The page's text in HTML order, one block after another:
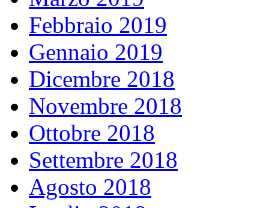
Febbraio 2019
Gennaio 2019
Dicembre 2018
Novembre 2018
Ottobre 2018
Settembre 2018
Agosto 2018